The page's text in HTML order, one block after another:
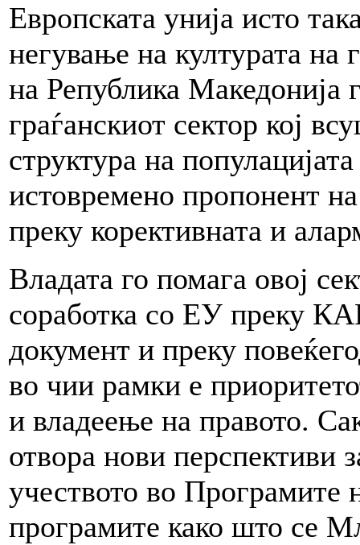
Европската унија исто
негување на културата на
на Република Македонија
граѓанскиот сектор кој
структура на
истовремено пропонент
преку корективната и
Владата го помага овој
соработка со ЕУ преку
документ и преку
во чии рамки е
и владеење на правото.
отвора нови перспективи
учеството во Програмите
програмите како што се